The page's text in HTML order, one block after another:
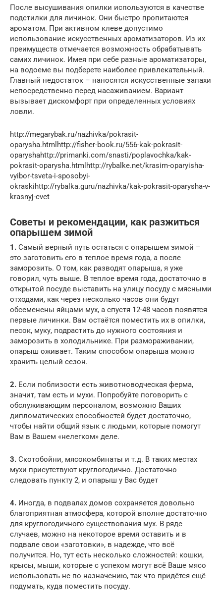
После высушивания опилки используются в качестве
подстилки для личинок. Они быстро пропитаются
ароматом. При активном клеве допустимо
использование искусственных ароматизаторов. Из их
преимуществ отмечается возможность обрабатывать
самих личинок. Имея при себе разные ароматизаторы,
на водоеме вы подберете наиболее привлекательный.
Главный недостаток – наносятся искусственные запахи
непосредственно перед насаживанием. Вариант
вызывает дискомфорт при определенных условиях
ловли.
http://megarybak.ru/nazhivka/pokrasit-
oparysha.htmlhttp://fisher-book.ru/556-kak-pokrasit-
oparyshahttp://primanki.com/snasti/poplavochka/kak-
pokrasit-oparysha.htmlhttp://rybalke.net/krasim-oparyisha-
vyibor-tsveta-i-sposobyi-
okraskihttp://rybalka.guru/nazhivka/kak-pokrasit-oparysha-v-
krasnyj-cvet
Советы и рекомендации, как разжиться
опарышем зимой
1. Самый верный путь остаться с опарышем зимой –
это заготовить его в теплое время года, а после
заморозить. О том, как разводят опарыша, я уже
говорил, чуть выше. В теплое время года, достаточно в
открытой посуде выставить на улицу посуду с мясными
отходами, как через несколько часов они будут
обсеменены яйцами мух, а спустя 12-48 часов появятся
первые личинки. Вам остаётся поместить их в опилки,
песок, муку, подрастить до нужного состояния и
заморозить в холодильнике. При размораживании,
опарыш оживает. Таким способом опарыша можно
хранить целый сезон.
2. Если поблизости есть животноводческая ферма,
значит, там есть и мухи. Попробуйте поговорить с
обслуживающим персоналом, возможно Ваших
дипломатических способностей будет достаточно,
чтобы найти общий язык с людьми, которые помогут
Вам в Вашем «нелегком» деле.
3. Скотобойни, мясокомбинаты и т.д. В таких местах
мухи присутствуют круглогодично. Достаточно
следовать пункту 2, и опарыш у Вас будет
4. Иногда, в подвалах домов сохраняется довольно
благоприятная атмосфера, которой вполне достаточно
для круглогодичного существования мух. В ряде
случаев, можно на некоторое время оставить и в
подвале свои «заготовки», в надежде, что всё
получится. Но, тут есть несколько сложностей: кошки,
крысы, мыши, которые с успехом могут всё Ваше мясо
использовать не по назначению, так что придётся ещё
подумать, куда поместить посуду.